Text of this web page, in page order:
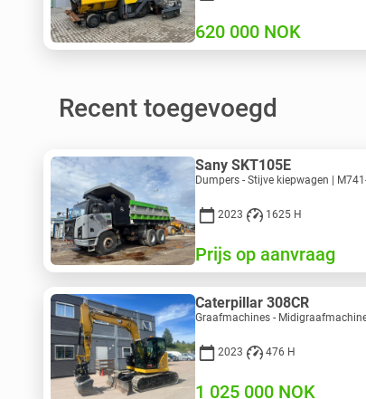
620 000 NOK
Recent toegevoegd
Sany SKT105E
2023 1625 H
Prijs op aanvraag
Caterpillar 308CR
2023 476 H
1 025 000 NOK